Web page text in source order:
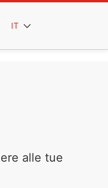
IT
alle tue